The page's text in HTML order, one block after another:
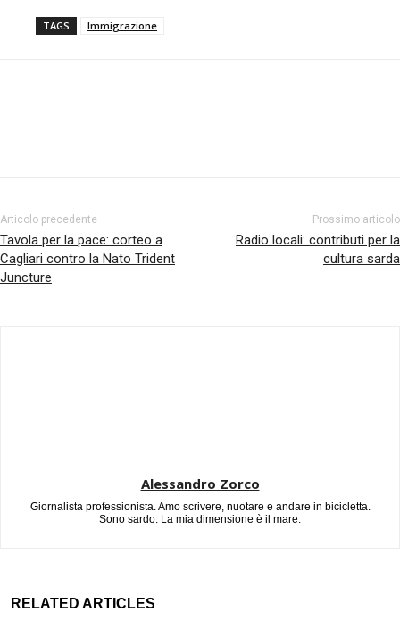
TAGS Immigrazione
Articolo precedente
Tavola per la pace: corteo a
Cagliari contro la Nato Trident
Juncture
Prossimo articolo
Radio locali: contributi per la
cultura sarda
Alessandro Zorco
Giornalista professionista. Amo scrivere, nuotare e andare in bicicletta.
Sono sardo. La mia dimensione è il mare.
RELATED ARTICLES